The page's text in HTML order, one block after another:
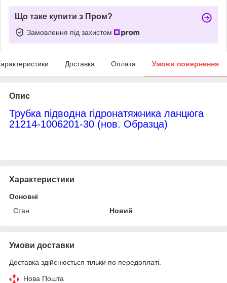
Що таке купити з Пром?
Замовлення під захистом
Доставка Оплата Умови повернення
Опис
Трубка підводна гідронатяжника ланцюга
21214-1006201-30 (нов. Образца)
Характеристики
Основні
Стан
Новий
Умови доставки
Доставка здійснюється тільки по передоплаті.
Нова Пошта